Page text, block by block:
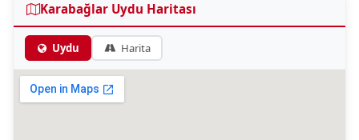
Karabağlar Uydu Haritası
Uydu Harita